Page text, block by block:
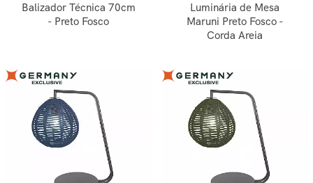
Balizador Técnica 70cm
- Preto Fosco
Luminária de Mesa
Maruni Preto Fosco -
Corda Areia